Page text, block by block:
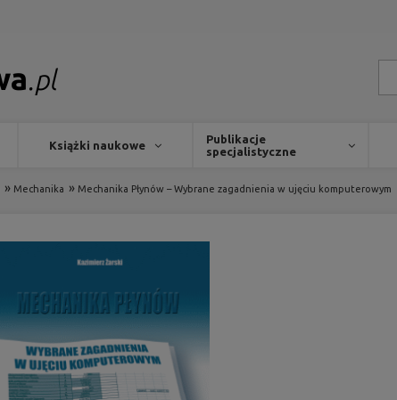
Książki naukowe
Publikacje
specjalistyczne
» Mechanika » Mechanika Płynów – Wybrane zagadnienia w ujęciu komputerowym